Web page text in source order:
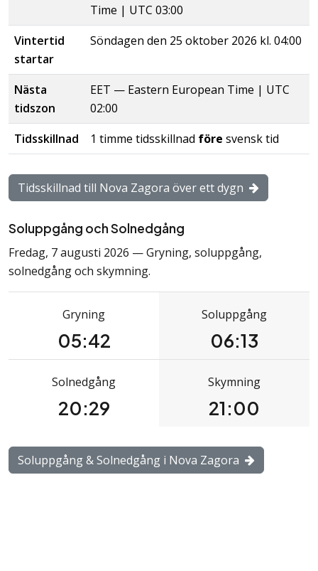
Time | UTC 03:00
Vintertid
startar
Söndagen den 25 oktober 2026 kl. 04:00
Nästa
tidszon
EET — Eastern European Time | UTC
02:00
Tidsskillnad
1 timme tidsskillnad före svensk tid
Tidsskillnad till Nova Zagora över ett dygn
Soluppgång och Solnedgång
Fredag, 7 augusti 2026 — Gryning, soluppgång,
solnedgång och skymning.
Gryning
05:42
Soluppgång
06:13
Solnedgång
20:29
Skymning
21:00
Soluppgång & Solnedgång i Nova Zagora